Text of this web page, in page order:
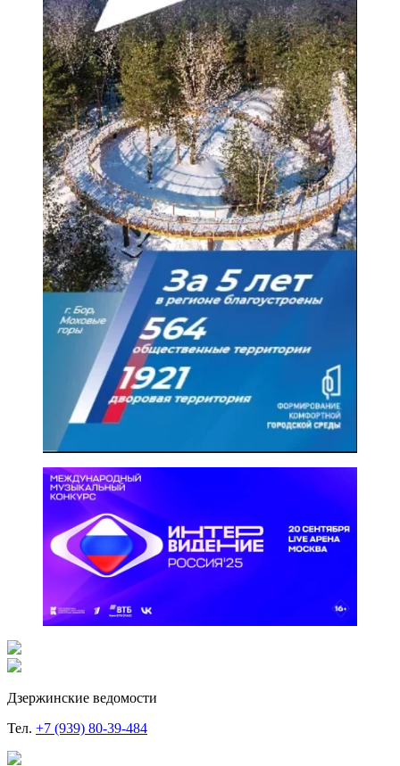
Дзержинские ведомости
Тел. +7 (939) 80-39-484